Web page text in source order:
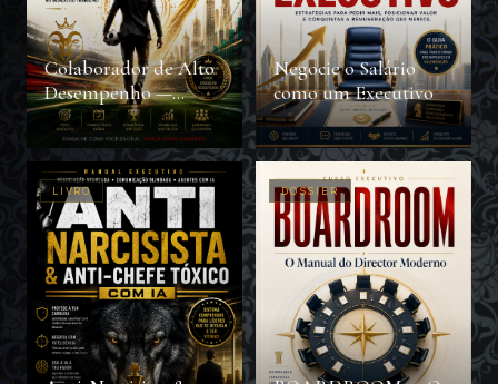
Colaborador de Alto
Desempenho —
GOAT CR7
Negocie o Salário
como um Executivo
LIVRO DOSSIER